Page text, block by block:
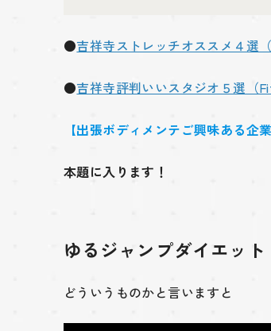
●吉祥寺ストレッチオススメ４選（
●吉祥寺評判いいスタジオ５選（
【出張ボディメンテご興味ある企
本題に入ります！
ゆるジャンプダイエット
どういうものかと言いますと